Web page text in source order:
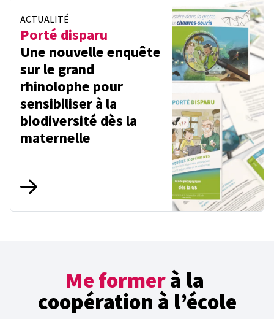
ACTUALITÉ
Porté disparu
Une nouvelle enquête
sur le grand
rhinolophe pour
sensibiliser à la
biodiversité dès la
maternelle
Me formerà la
coopération à l’école